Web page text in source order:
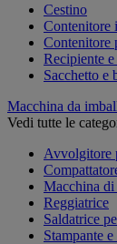
Cestino
Contenitore
Contenitore
Recipiente
Sacchetto e
Macchina da
Vedi tutte le
Avvolgitore
Macchina di
Reggiatrice
Saldatrice
Stampante